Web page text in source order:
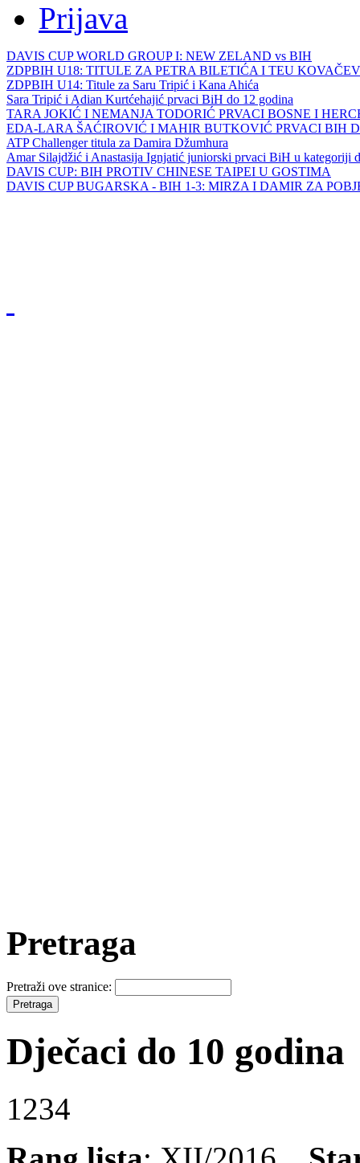
Prijava
DAVIS CUP WORLD GROUP I: NEW ZELAND vs BIH
ZDPBIH U18: TITULE ZA PETRA BILETIĆA I TEU
ZDPBIH U14: Titule za Saru Tripić i Kana Ahića
Sara Tripić i Adian Kurtćehajić prvaci BiH do 12 godina
TARA JOKIĆ I NEMANJA TODORIĆ PRVACI BOSNE I
EDA-LARA ŠAĆIROVIĆ I MAHIR BUTKOVIĆ PRVACI BIH
ATP Challenger titula za Damira Džumhura
Amar Silajdžić i Anastasija Ignjatić juniorski prvaci BiH u kategoriji
DAVIS CUP: BIH PROTIV CHINESE TAIPEI U GOSTIMA
DAVIS CUP BUGARSKA - BIH 1-3: MIRZA I DAMIR ZA
Pretraga
Pretraži ove stranice:
Dječaci do 10 godina
1234